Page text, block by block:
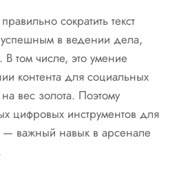
сократить текст
успешным в ведении дела,
том числе, это умение
контента для социальных
вес золота. Поэтому
цифровых инструментов для
— важный навык в арсенале